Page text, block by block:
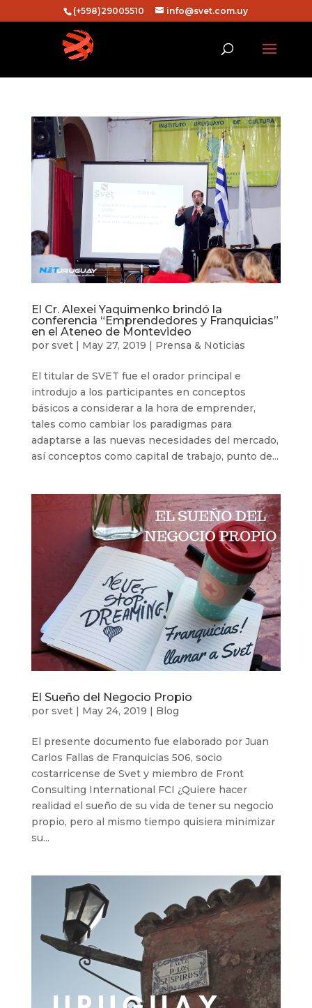
(+598)29005510 info@svet.com.uy
El Cr. Alexei Yaquimenko brindó la
conferencia “Emprendedores y Franquicias”
en el Ateneo de Montevideo
por svet| May 27, 2019 | Prensa & Noticias
El titular de SVET fue el orador principal e
introdujo a los participantes en conceptos
básicos a considerar a la hora de emprender,
tales como cambiar los paradigmas para
adaptarse a las nuevas necesidades del mercado,
así conceptos como capital de trabajo, punto de...
El Sueño del Negocio Propio
por svet| May 24, 2019 Blog
El presente documento fue elaborado por Juan
Carlos Fallas de Franquicias 506, socio
costarricense de Svet y miembro de Front
Consulting International FCI ¿Quiere hacer
realidad el sueño de su vida de tener su negocio
propio, pero al mismo tiempo quisiera minimizar
su...